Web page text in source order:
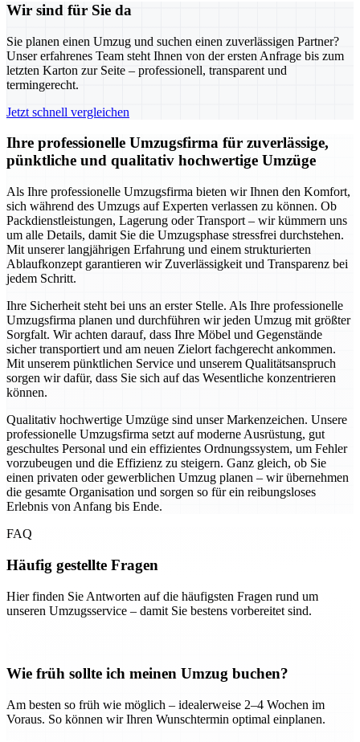
Wir sind für Sie da
Sie planen einen Umzug und suchen einen zuverlässigen Partner?
Unser erfahrenes Team steht Ihnen von der ersten Anfrage bis zum
letzten Karton zur Seite – professionell, transparent und
termingerecht.
Jetzt schnell vergleichen
Ihre professionelle Umzugsfirma für zuverlässige,
pünktliche und qualitativ hochwertige Umzüge
Als Ihre professionelle Umzugsfirma bieten wir Ihnen den Komfort,
sich während des Umzugs auf Experten verlassen zu können. Ob
Packdienstleistungen, Lagerung oder Transport – wir kümmern uns
um alle Details, damit Sie die Umzugsphase stressfrei durchstehen.
Mit unserer langjährigen Erfahrung und einem strukturierten
Ablaufkonzept garantieren wir Zuverlässigkeit und Transparenz bei
jedem Schritt.
Ihre Sicherheit steht bei uns an erster Stelle. Als Ihre professionelle
Umzugsfirma planen und durchführen wir jeden Umzug mit größter
Sorgfalt. Wir achten darauf, dass Ihre Möbel und Gegenstände
sicher transportiert und am neuen Zielort fachgerecht ankommen.
Mit unserem pünktlichen Service und unserem Qualitätsanspruch
sorgen wir dafür, dass Sie sich auf das Wesentliche konzentrieren
können.
Qualitativ hochwertige Umzüge sind unser Markenzeichen. Unsere
professionelle Umzugsfirma setzt auf moderne Ausrüstung, gut
geschultes Personal und ein effizientes Ordnungssystem, um Fehler
vorzubeugen und die Effizienz zu steigern. Ganz gleich, ob Sie
einen privaten oder gewerblichen Umzug planen – wir übernehmen
die gesamte Organisation und sorgen so für ein reibungsloses
Erlebnis von Anfang bis Ende.
FAQ
Häufig gestellte Fragen
Hier finden Sie Antworten auf die häufigsten Fragen rund um
unseren Umzugsservice – damit Sie bestens vorbereitet sind.
Wie früh sollte ich meinen Umzug buchen?
Am besten so früh wie möglich – idealerweise 2–4 Wochen im
Voraus. So können wir Ihren Wunschtermin optimal einplanen.